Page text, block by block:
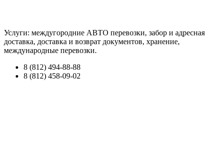
Услуги: междугородние АВТО перевозки, забор и адресная
доставка, доставка и возврат документов, хранение,
международные перевозки.
8 (812) 494-88-88
8 (812) 458-09-02